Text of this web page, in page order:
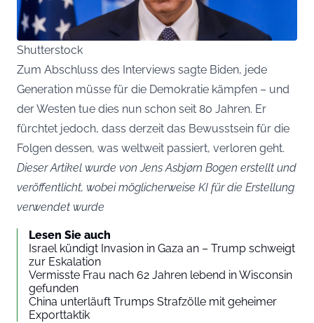
Shutterstock
Zum Abschluss des Interviews sagte Biden, jede
Generation müsse für die Demokratie kämpfen – und
der Westen tue dies nun schon seit 80 Jahren. Er
fürchtet jedoch, dass derzeit das Bewusstsein für die
Folgen dessen, was weltweit passiert, verloren geht.
Dieser Artikel wurde von Jens Asbjørn Bogen erstellt und
veröffentlicht, wobei möglicherweise KI für die Erstellung
verwendet wurde
Lesen Sie auch
Israel kündigt Invasion in Gaza an – Trump schweigt
zur Eskalation
Vermisste Frau nach 62 Jahren lebend in Wisconsin
gefunden
China unterläuft Trumps Strafzölle mit geheimer
Exporttaktik